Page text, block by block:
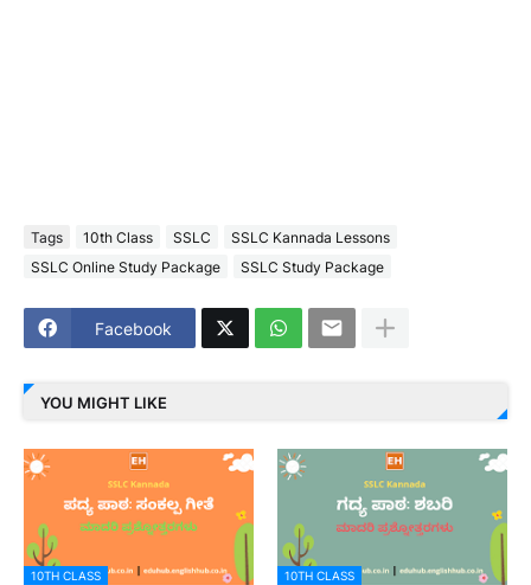
Tags 10th Class SSLC
SSLC Kannada Lessons
SSLC Online Study Package
SSLC Study Package
Facebook
YOU MIGHT LIKE
10TH CLASS 10TH CLASS